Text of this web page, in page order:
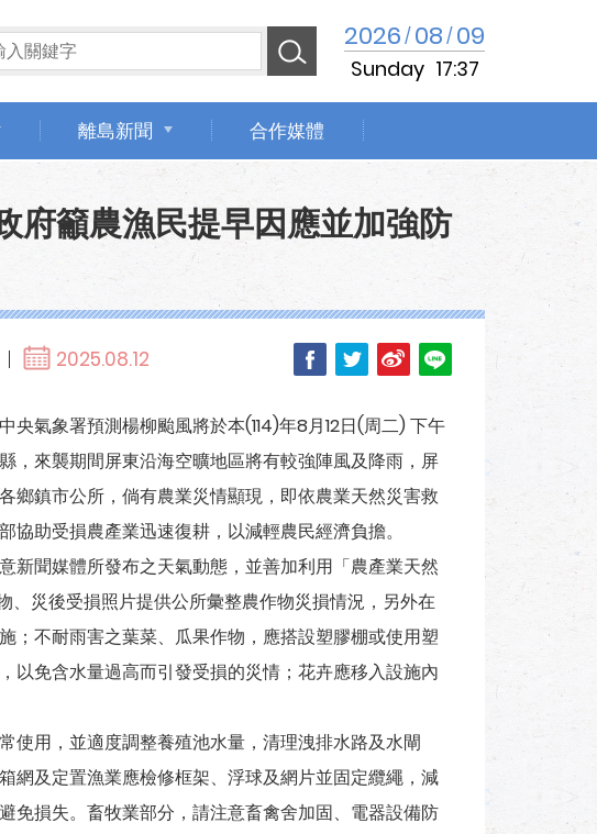
2026/08/09
Sunday 17:37
離島新聞 合作媒體
府籲農漁民提早因應並加強防
2025.08.12
氣象署預測楊柳颱風將於本(114)年8月12日(周二) 下午
，來襲期間屏東沿海空曠地區將有較強陣風及降雨，屏
鄉鎮市公所，倘有農業災情顯現，即依農業天然災害救
助受損農產業迅速復耕，以減輕農民經濟負擔。
新聞媒體所發布之天氣動態，並善加利用「農產業天然
、災後受損照片提供公所彙整農作物災損情況，另外在
；不耐雨害之葉菜、瓜果作物，應搭設塑膠棚或使用塑
以免含水量過高而引發受損的災情；花卉應移入設施內
使用，並適度調整養殖池水量，清理洩排水路及水閘
網及定置漁業應檢修框架、浮球及網片並固定纜繩，減
免損失。畜牧業部分，請注意畜禽舍加固、電器設備防